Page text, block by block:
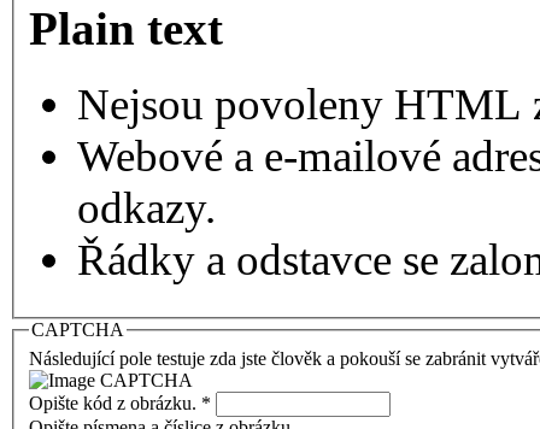
Plain text
Nejsou povoleny HTML
Webové a e-mailové
odkazy.
Řádky a odstavce se
CAPTCHA
Následující pole testuje zda jste člověk a pokouší se zabránit
Opište kód z obrázku. *